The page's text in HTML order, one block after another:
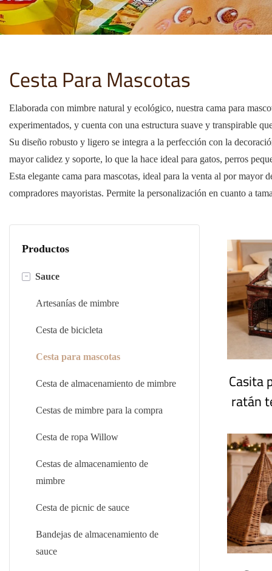
Cesta Para Mascotas
Elaborada con mimbre natural y ecológico, nuestra cama para
experimentados, y cuenta con una estructura suave y transpirable
Su diseño robusto y ligero se integra a la perfección con la
mayor calidez y soporte, lo que la hace ideal para gatos, perros
Esta elegante cama para mascotas, ideal para la venta al por mayor
compradores mayoristas. Permite la personalización en cuanto a
Productos
- Sauce
Artesanías de mimbre
Cesta de bicicleta
Cesta para mascotas
Cesta de almacenamiento de mimbre
Cestas de mimbre para la compra
Cesta de ropa Willow
Cestas de almacenamiento de
mimbre
Cesta de picnic de sauce
Bandejas de almacenamiento de
sauce
Casita
ratán